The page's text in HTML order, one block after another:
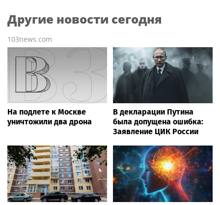
Другие новости сегодня
103news.com
На подлете к Москве
уничтожили два дрона
В декларации Путина
была допущена ошибка:
Заявление ЦИК России